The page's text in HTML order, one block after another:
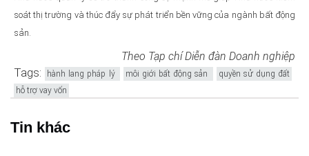
soát thị trường và thúc đẩy sự phát triển bền vững của ngành bất động
sản.
Theo Tạp chí Diễn đàn Doanh nghiệp
Tags: hành lang pháp lý môi giới bất động sản
quyền sử dụng đất
hỗ trợ vay vốn
Tin khác